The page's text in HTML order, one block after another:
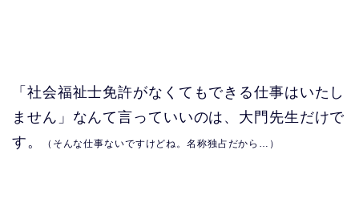
「社会福祉士免許がなくてもできる仕事はいたし
ません」なんて言っていいのは、大門先生だけで
す。
（そんな仕事ないですけどね。名称独占だから … ）